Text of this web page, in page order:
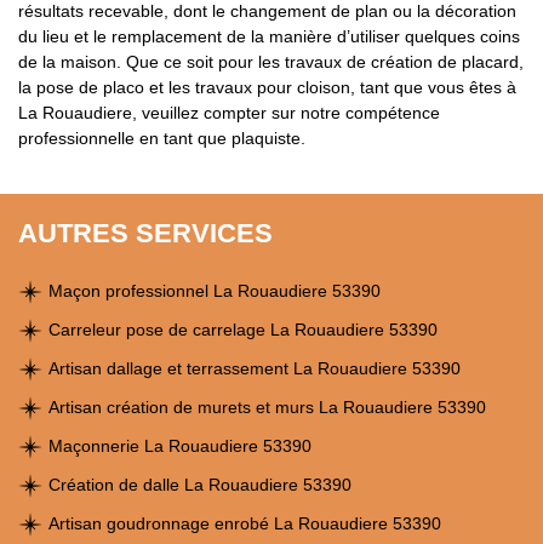
résultats recevable, dont le changement de plan ou la décoration
du lieu et le remplacement de la manière d’utiliser quelques coins
de la maison. Que ce soit pour les travaux de création de placard,
la pose de placo et les travaux pour cloison, tant que vous êtes à
La Rouaudiere, veuillez compter sur notre compétence
professionnelle en tant que plaquiste.
AUTRES SERVICES
Maçon professionnel La Rouaudiere 53390
Carreleur pose de carrelage La Rouaudiere 53390
Artisan dallage et terrassement La Rouaudiere 53390
Artisan création de murets et murs La Rouaudiere 53390
Maçonnerie La Rouaudiere 53390
Création de dalle La Rouaudiere 53390
Artisan goudronnage enrobé La Rouaudiere 53390